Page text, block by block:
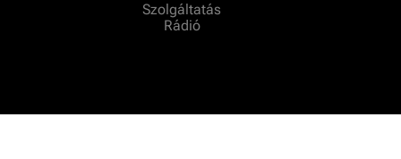
Szolgáltatás
Rádió